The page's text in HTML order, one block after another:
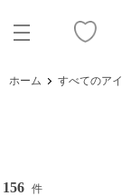
ホーム すべてのア
156 件